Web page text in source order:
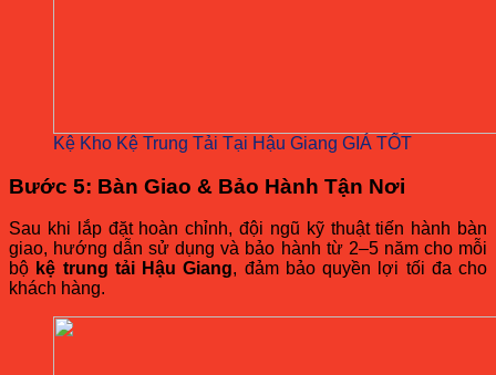
Kệ Kho Kệ Trung Tải Tại Hậu Giang GIÁ TỐT
Bước 5: Bàn Giao & Bảo Hành Tận Nơi
Sau khi lắp đặt hoàn chỉnh, đội ngũ kỹ thuật tiến hành bàn
giao, hướng dẫn sử dụng và bảo hành từ 2–5 năm cho mỗi
bộ kệ trung tải Hậu Giang, đảm bảo quyền lợi tối đa cho
khách hàng.